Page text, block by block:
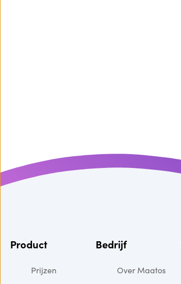
Product
Prijzen
Bedrijf
Over Maatos